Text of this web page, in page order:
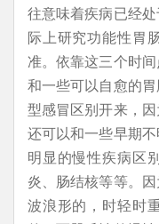
往意味着疾病已经
际上研究功能性胃
准。依靠这三个时
和一些可以自愈的
型感冒区别开来，
还可以和一些早期
明显的慢性疾病区
炎、肠结核等等。
波浪形的，时轻时